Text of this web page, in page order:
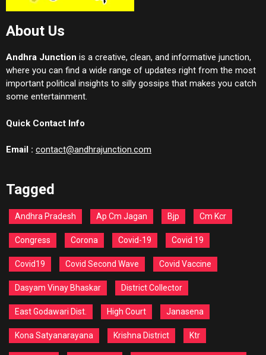
About Us
Andhra Junction is a creative, clean, and informative junction,
where you can find a wide range of updates right from the most
important political insights to silly gossips that makes you catch
some entertainment.
Quick Contact Info
Email : contact@andhrajunction.com
Tagged
Andhra Pradesh Ap Cm Jagan Bjp Cm Kcr
Congress Corona Covid-19 Covid 19
Covid19 Covid Second Wave Covid Vaccine
Dasyam Vinay Bhaskar District Collector
East Godawari Dist. High Court Janasena
Kona Satyanarayana Krishna District Ktr